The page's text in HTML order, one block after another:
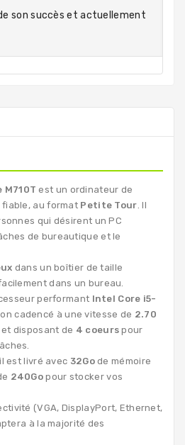
son succès et actuellement
M710T est un ordinateur de
au format Petite Tour . Il
qui désirent un PC
de bureautique et le
dans un boîtier de taille
dans un bureau.
performant Intel Core i5-
cadencé à une vitesse de 2.70
et disposant de 4 coeurs pour
est livré avec 32Gode mémoire
240Go pour stocker vos
(VGA, DisplayPort, Ethernet,
à la majorité des